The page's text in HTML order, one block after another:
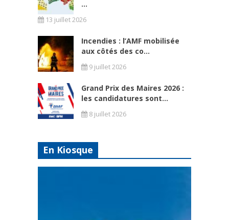
...
13 juillet 2026
Incendies : l’AMF mobilisée
aux côtés des co...
9 juillet 2026
Grand Prix des Maires 2026 :
les candidatures sont...
8 juillet 2026
En Kiosque